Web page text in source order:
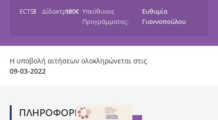
ECTS:3 Δίδακτρα:180€ Υπεύθυνος
Προγράμματος:
Ευθυμία
Γιαννοπούλου
Η υποβολή αιτήσεων ολοκληρώνεται στις
09-03-2022
ΠΛΗΡΟΦΟΡΙΕΣ